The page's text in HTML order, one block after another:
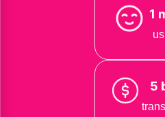
1
5